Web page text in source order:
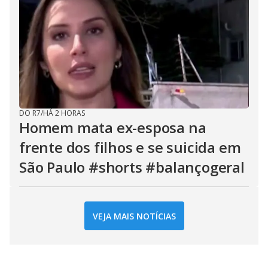
DO R7/HÁ 2 HORAS
Homem mata ex-esposa na
frente dos filhos e se suicida em
São Paulo #shorts #balançogeral
VEJA MAIS NOTÍCIAS